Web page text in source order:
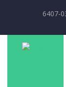
6407-